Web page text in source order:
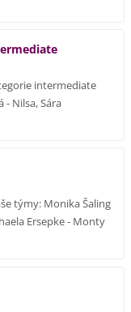
intermediate
- Nilsa, Sára
týmy: Monika Šaling
Ersepke - Monty